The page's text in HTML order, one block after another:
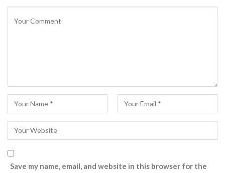
Save my name, email, and website in this browser for the